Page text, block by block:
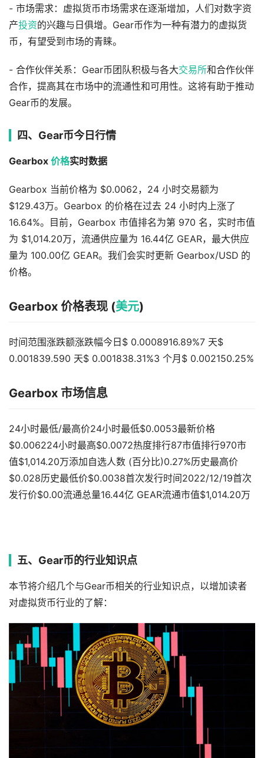
- 市场需求：虚拟货币市场需求在逐渐增加，人们对数字资
产投资的兴趣与日俱增。Gear币作为一种有潜力的虚拟货
币，有望受到市场的青睐。
- 合作伙伴关系：Gear币团队积极与各大交易所和合作伙伴
合作，提高其在市场中的流通性和可用性。这将有助于推动
Gear币的发展。
四、Gear币今日行情
Gearbox 价格实时数据
Gearbox 当前价格为 $0.0062，24 小时交易额为
$129.43万。Gearbox 的价格在过去 24 小时内上涨了
16.64%。目前，Gearbox 市值排名为第 970 名，实时市值
为 $1,014.20万，流通供应量为 16.44亿 GEAR，最大供应
量为 100.00亿 GEAR。我们会实时更新 Gearbox/USD 的
价格。
Gearbox 价格表现 (美元)
时间范围涨跌额涨跌幅今日$ 0.0008916.89%7 天$
0.001839.590 天$ 0.001838.31%3 个月$ 0.002150.25%
Gearbox 市场信息
24小时最低/最高价24小时最低$0.0053最新价格
$0.006224小时最高$0.0072热度排行87市值排行970市
值$1,014.20万添加自选人数 (百分比)0.27%历史最高价
$0.028历史最低价$0.0038首次发行时间2022/12/19首次
发行价$0.00流通总量16.44亿 GEAR流通市值$1,014.20万
五、Gear币的行业知识点
本节将介绍几个与Gear币相关的行业知识点，以增加读者
对虚拟货币行业的了解：